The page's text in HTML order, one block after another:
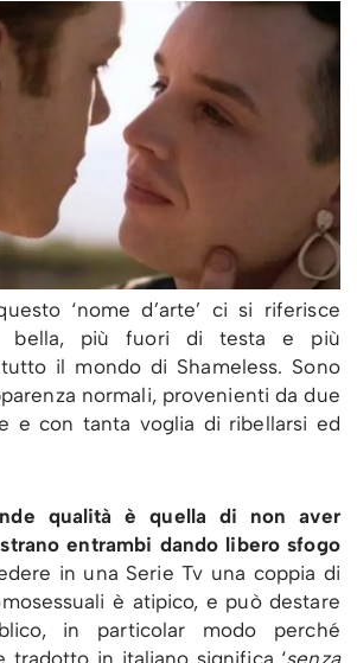
‘nome d’arte’ ci si riferisce
bella, più fuori di testa e più
il mondo di Shameless. Sono
normali, provenienti da due
e con tanta voglia di ribellarsi ed
qualità è quella di non aver
entrambi dando libero sfogo
in una Serie Tv una coppia di
è atipico, e può destare
in particolar modo perché
tradotto in italiano significa ‘senza